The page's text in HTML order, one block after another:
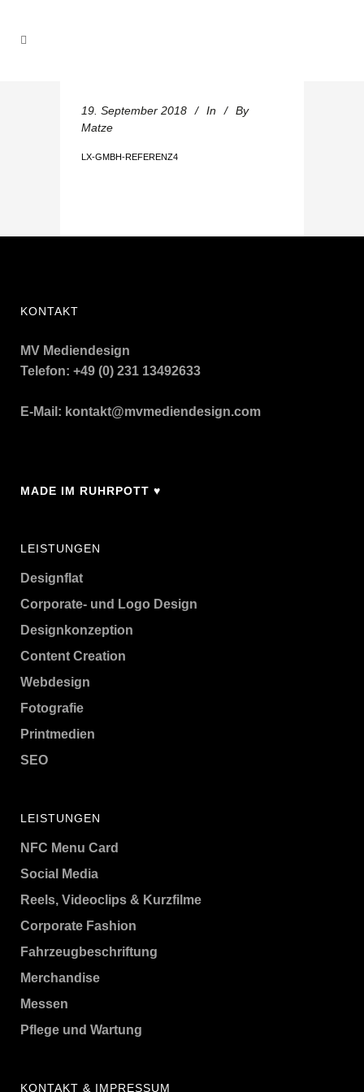
19. September 2018 In
By
Matze
LX-GMBH-REFERENZ4
KONTAKT
MV Mediendesign
Telefon: +49 (0) 231 13492633
E-Mail: kontakt@mvmediendesign.com
MADE IM RUHRPOTT ♥
LEISTUNGEN
Designflat
Corporate- und Logo Design
Designkonzeption
Content Creation
Webdesign
Fotografie
Printmedien
SEO
LEISTUNGEN
NFC Menu Card
Social Media
Reels, Videoclips & Kurzfilme
Corporate Fashion
Fahrzeugbeschriftung
Merchandise
Messen
Pflege und Wartung
KONTAKT & IMPRESSUM